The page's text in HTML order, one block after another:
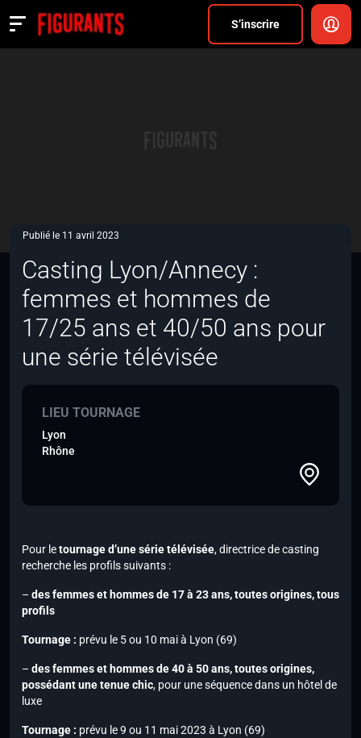
S’inscrire
Actualités
Publié le 11 avril 2023
Casting Lyon/Annecy :
femmes et hommes de
17/25 ans et 40/50 ans pour
une série télévisée
LIEU TOURNAGE
Lyon
Rhône
Pour letournage d’une série télévisée, directrice de casting
recherche les profils suivants :
– des femmes et hommes de 17 à 23 ans, toutes origines, tous
profils
Tournage : prévu le 5 ou 10 mai à Lyon (69)
– des femmes et hommes de 40 à 50 ans, toutes origines,
possédant une tenue chic, pour une séquence dans un hôtel de
luxe
Tournage : prévu le 9 ou 11 mai 2023 à Lyon (69)